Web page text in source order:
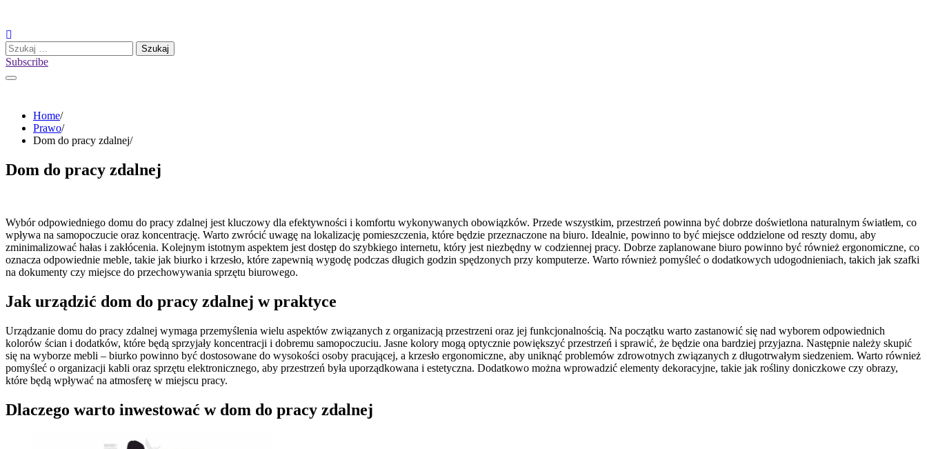
content
Szukaj:
Subscribe
Home
Prawo
Dom do pracy zdalnej
Dom do pracy zdalnej
Wybór odpowiedniego domu do pracy zdalnej jest kluczowy dla efektywności i komfortu wykonywanych obowiązków. Przede wszystkim, przestrzeń powinna być dobrze doświetlona naturalnym światłem, co
wpływa na samopoczucie oraz koncentrację. Warto zwrócić uwagę na lokalizację pomieszczenia, które będzie przeznaczone na biuro. Idealnie, powinno to być miejsce oddzielone od reszty domu, aby
zminimalizować hałas i zakłócenia. Kolejnym istotnym aspektem jest dostęp do szybkiego internetu, który jest niezbędny w codziennej pracy. Dobrze zaplanowane biuro powinno być również ergonomiczne, co
oznacza odpowiednie meble, takie jak biurko i krzesło, które zapewnią wygodę podczas długich godzin spędzonych przy komputerze. Warto również pomyśleć o dodatkowych udogodnieniach, takich jak szafki
na dokumenty czy miejsce do przechowywania sprzętu biurowego.
Jak urządzić dom do pracy zdalnej w praktyce
Urządzanie domu do pracy zdalnej wymaga przemyślenia wielu aspektów związanych z organizacją przestrzeni oraz jej funkcjonalnością. Na początku warto zastanowić się nad wyborem odpowiednich
kolorów ścian i dodatków, które będą sprzyjały koncentracji i dobremu samopoczuciu. Jasne kolory mogą optycznie powiększyć przestrzeń i sprawić, że będzie ona bardziej przyjazna. Następnie należy skupić
się na wyborze mebli – biurko powinno być dostosowane do wysokości osoby pracującej, a krzesło ergonomiczne, aby uniknąć problemów zdrowotnych związanych z długotrwałym siedzeniem. Warto również
pomyśleć o organizacji kabli oraz sprzętu elektronicznego, aby przestrzeń była uporządkowana i estetyczna. Dodatkowo można wprowadzić elementy dekoracyjne, takie jak rośliny doniczkowe czy obrazy,
które będą wpływać na atmosferę w miejscu pracy.
Dlaczego warto inwestować w dom do pracy zdalnej